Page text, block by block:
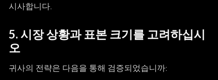
시사합니다.
5. 시장 상황과 표본 크기를 고려하십시
오
귀사의 전략은 다음을 통해 검증되었습니까: